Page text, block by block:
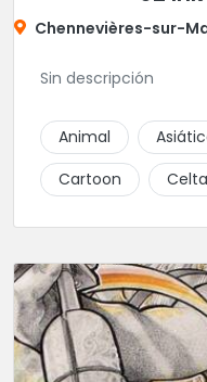
Chennevières-sur-
Sin descripción
Animal
Cartoon
Celta